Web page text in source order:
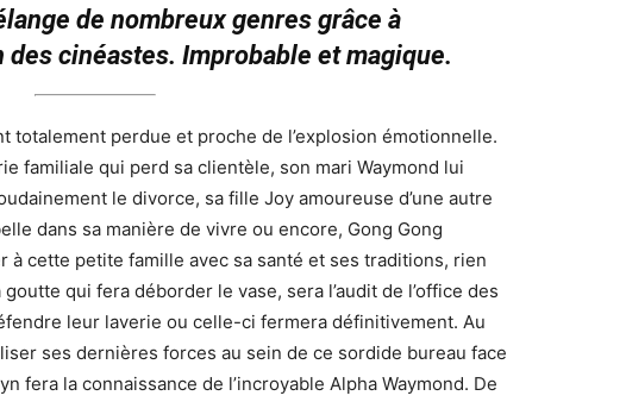
de nombreux genres grâce à
des cinéastes. Improbable et magique.
totalement perdue et proche de l’explosion émotionnelle.
familiale qui perd sa clientèle, son mari Waymond lui
le divorce, sa fille Joy amoureuse d’une autre
dans sa manière de vivre ou encore, Gong Gong
à cette petite famille avec sa santé et ses traditions, rien
goutte qui fera déborder le vase, sera l’audit de l’office des
leur laverie ou celle-ci fermera définitivement. Au
ses dernières forces au sein de ce sordide bureau face
fera la connaissance de l’incroyable Alpha Waymond. De